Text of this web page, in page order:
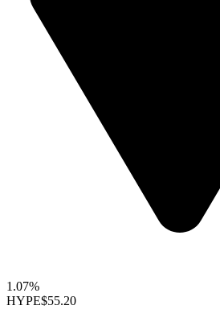
1.07%
HYPE$55.20